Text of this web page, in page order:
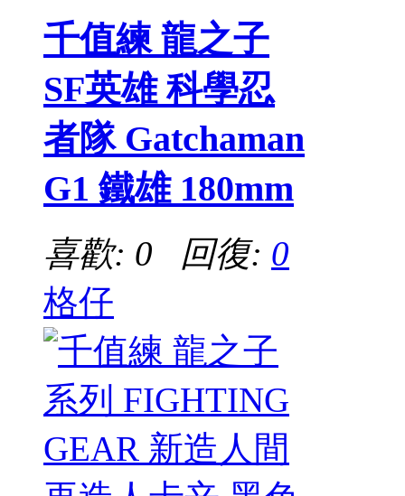
千值練 龍之子
SF英雄 科學忍
者隊 Gatchaman
G1 鐵雄 180mm
喜歡: 0 回復: 0
格仔